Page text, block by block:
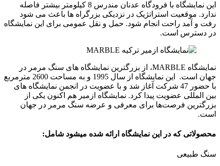
این نمایشگاه با فرودگاه عدنان مندرس 8 کیلومتر بیشتر فاصله
ندارد. موقعیت استراتژیک در نزدیکی بزرگراه ها باعث می شود
رفت و آمد راحت انجام شود. حمل و نقل عمومی برای این نمایشگاه
در دسترس است.
نمایشگاه MARBLE، از بزرگترین نمایشگاه های سنگ مرمر در
جهان است. این نمایشگاه از سال 1995 و به مساحت 2600 مترمربع
با حضور 47 شرکت آغاز شد و با عضویت در انجمن نمایشگاه های
بین المللی عضویت پیدا کرد. نمایشگاه ازمیر هم اکنون یکی از
بزرگترین فرصت‌ها برای معرفی و عرضه سنگ مرمر در جهان
است.
محصولاتی که در این نمایشگاه ارائه شده میشود شامل:
سنگ طبیعی